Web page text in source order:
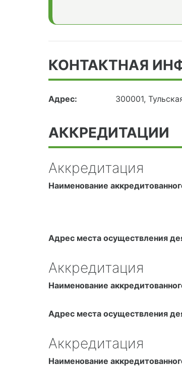
КОНТАКТНАЯ
Адрес: 300001,
АККРЕДИТАЦИИ
Аккредитация
Наименование
Адрес места осуществления
Аккредитация
Наименование
Адрес места осуществления
Аккредитация
Наименование